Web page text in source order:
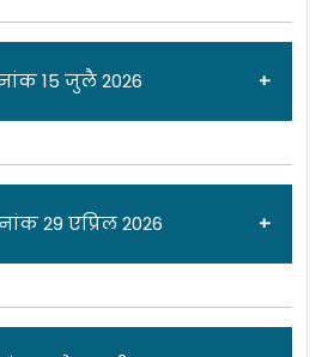
15 जुलै 2026
दिनांक: 10/07/26
Advanced Technology,
पदांच्या 02 जागासाठी पात्र
29 एप्रिल 2026